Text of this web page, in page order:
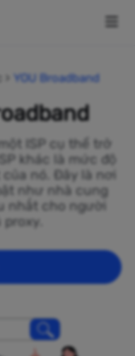
YOU Broadband
ISP cụ thể trở
khác là mức độ
nó. Đây là nơi
như nhà cung
nhất cho người